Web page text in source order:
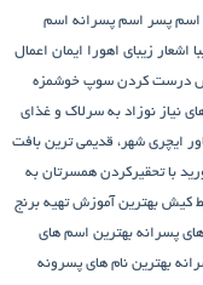
اسم پسر اسم پسرانه اسم
اشعار زیبای اهورا ایمان اعمال
درست کردن سوپ خوشمزه
نیاز نوزاد به سرلاک و غذای
ایچری شهر، قدیمی ترین بافت
با تحقیرکردن همسرتان به
کیش بهترین آموزش تهیه برنج
پسرانه بهترین اسم های
بهترین نام های پسرونه